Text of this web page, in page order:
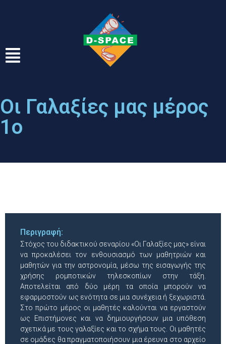
Οι Γαλαξίες μας μέρος
1ο
Περιγραφή:
Στόχος του διδακτικού σεναρίου «Οι Γαλαξίες μας» είναι
να προκαλέσει τον ενθουσιασμό των μαθητριών και
μαθητών για την αστρονομία, μέσω της εισαγωγής της
χρήσης ρομποτικών τηλεσκοπίων στην τάξη.
Αποτελείται από δύο μέρη τα οποία μπορούν να
εφαρμοστούν ως ενότητα σε μια συνέχεια ή ξεχωριστά.
Στο πρώτο μέρος οι μαθητές καλούνται να εργαστούν
ως Επιστήμονες και να δημιουργήσουν μια υπόθεση
σχετικά με τους γαλαξίες και το σχήμα τους. Οι μαθητές
σε ομάδες θα πραγματοποιήσουν μια έρευνα στο αρχείο